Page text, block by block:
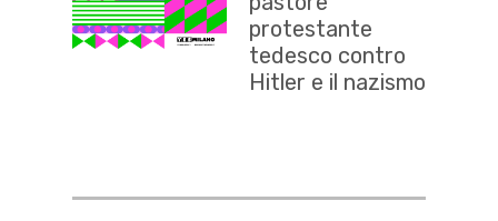
protestante
tedesco contro
Hitler e il nazismo